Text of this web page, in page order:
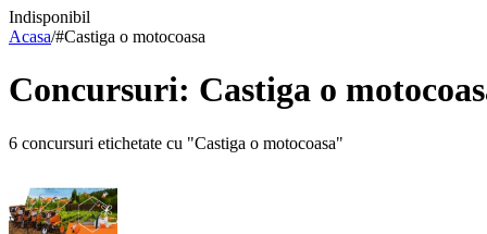
Indisponibil
Acasa/#Castiga o motocoasa
Concursuri: Castiga o
6 concursuri etichetate cu "Castiga o motocoasa"